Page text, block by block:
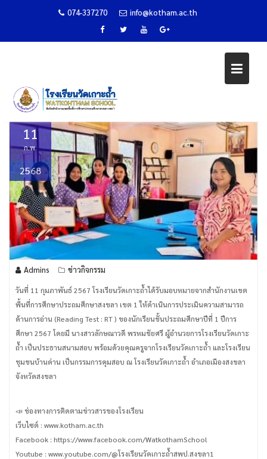
074-337270 info@kotham.ac.th
ประเมินความสามารถด้านการอ่าน
Home ข่าวกิจกรรม ประเมินความสามารถด้านการอ่าน (Reading Test : RT )
11
ก.พ.
2568
Admins ข่าวกิจกรรม
วันที่ 11 กุมภาพันธ์ 2567 โรงเรียนวัดเกาะถ้ำได้รับมอบหมายจากสำนักงานเขต
พื้นที่การศึกษาประถมศึกษาสงขลา เขต 1 ให้ดำเนินการประเมินความสามารถ
ด้านการอ่าน (Reading Test : RT ) ของนักเรียนชั้นประถมศึกษาปีที่ 1 ปีการ
ศึกษา 2567 โดยมี นางสาวลักษณาวดี พรหมชัยศรี ผู้อำนวยการโรงเรียนวัดเกาะ
ถ้ำ เป็นประธานสนามสอบ พร้อมด้วยคุณครูจากโรงเรียนวัดเกาะถ้ำ และโรงเรียน
ชุมชนบ้านด่าน เป็นกรรมการคุมสอบ ณ โรงเรียนวัดเกาะถ้ำ อำเภอเมืองสงขลา
จังหวัดสงขลา
📣 ช่องทางการติดตามข่าวสารของโรงเรียน
เว็บไซต์ : www.kotham.ac.th
Facebook : https://www.facebook.com/WatkothamSchool
Youtube : www.youtube.com/@โรงเรียนวัดเกาะถ้ําสพป.สงขลา1